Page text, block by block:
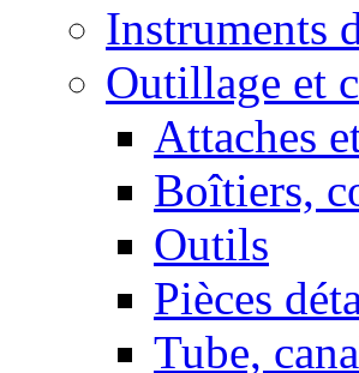
Instruments
Outillage et
Attaches
Boîtiers,
Outils
Pièces
Tube,